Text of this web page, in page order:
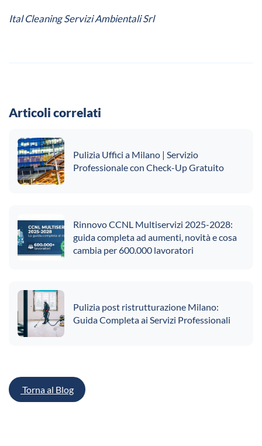
Ital Cleaning Servizi Ambientali Srl
Articoli correlati
Pulizia Uffici a Milano | Servizio
Professionale con Check-Up Gratuito
Rinnovo CCNL Multiservizi 2025-2028:
guida completa ad aumenti, novità e cosa
cambia per 600.000 lavoratori
Pulizia post ristrutturazione Milano:
Guida Completa ai Servizi Professionali
Torna al Blog